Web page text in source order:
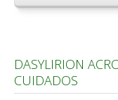
DASYLIRION
CUIDADOS